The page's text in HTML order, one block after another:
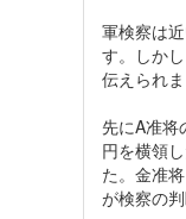
軍検察は
す。しか
伝えられま
先にA准将
円を横領
た。金准
が検察の判